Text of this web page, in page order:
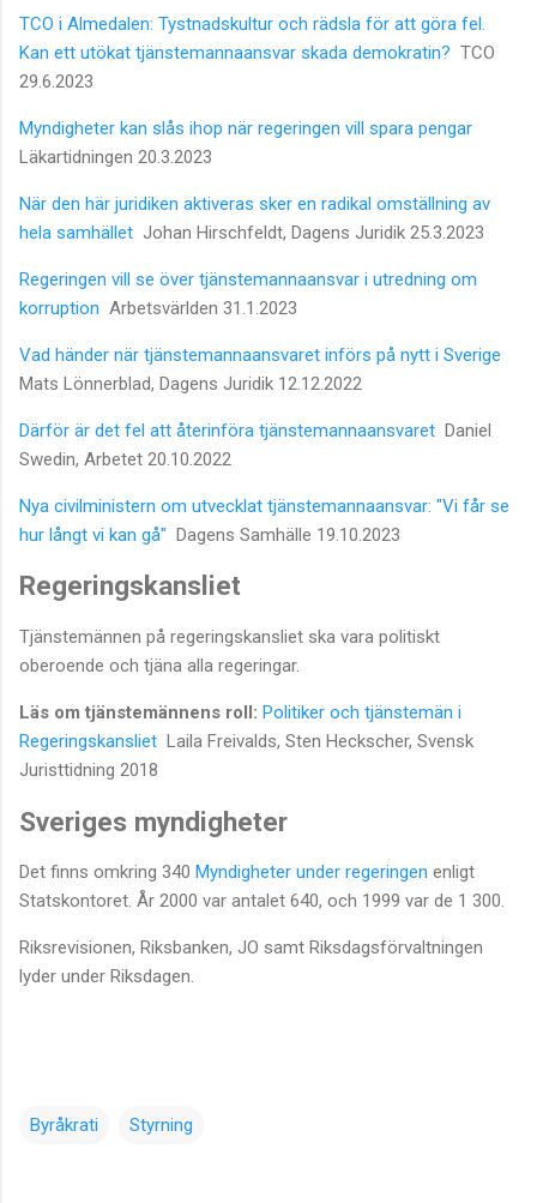
TCO i Almedalen: Tystnadskultur och rädsla för att göra fel.
Kan ett utökat tjänstemannaansvar skada demokratin? TCO
29.6.2023
Myndigheter kan slås ihop när regeringen vill spara pengar
Läkartidningen 20.3.2023
När den här juridiken aktiveras sker en radikal omställning av
hela samhället Johan Hirschfeldt, Dagens Juridik 25.3.2023
Regeringen vill se över tjänstemannaansvar i utredning om
korruption Arbetsvärlden 31.1.2023
Vad händer när tjänstemannaansvaret införs på nytt i Sverige
Mats Lönnerblad, Dagens Juridik 12.12.2022
Därför är det fel att återinföra tjänstemannaansvaret Daniel
Swedin, Arbetet 20.10.2022
Nya civilministern om utvecklat tjänstemannaansvar: "Vi får se
hur långt vi kan gå" Dagens Samhälle 19.10.2023
Regeringskansliet
Tjänstemännen på regeringskansliet ska vara politiskt
oberoende och tjäna alla regeringar.
Läs om tjänstemännens roll: Politiker och tjänstemän i
Regeringskansliet Laila Freivalds, Sten Heckscher, Svensk
Juristtidning 2018
Sveriges myndigheter
Det finns omkring 340 Myndigheter under regeringen enligt
Statskontoret. År 2000 var antalet 640, och 1999 var de 1 300.
Riksrevisionen, Riksbanken, JO samt Riksdagsförvaltningen
lyder under Riksdagen.
Byråkrati Styrning